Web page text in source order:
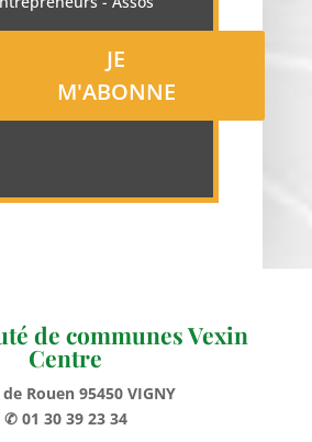
de communes Vexin
Centre
Rouen 95450 VIGNY
✆ 01 30 39 23 34